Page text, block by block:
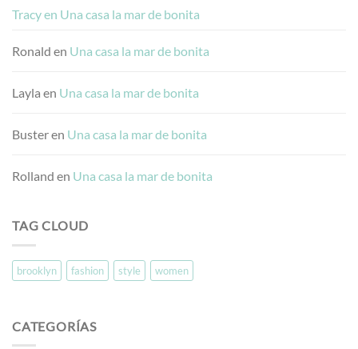
Tracyen Una casa la mar de bonita
Ronald en Una casa la mar de bonita
Layla en Una casa la mar de bonita
Busteren Una casa la mar de bonita
Rolland en Una casa la mar de bonita
TAG CLOUD
brooklyn fashion style women
CATEGORÍAS